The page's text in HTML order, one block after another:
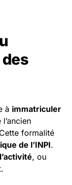
à immatriculer
formalité
de l’INPI.
, ou